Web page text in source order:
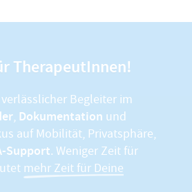
TherapeutInnen!
Begleiter im
, Dokumentation und
auf Mobilität, Privatsphäre,
Support. Weniger Zeit für
mehr Zeit für Deine